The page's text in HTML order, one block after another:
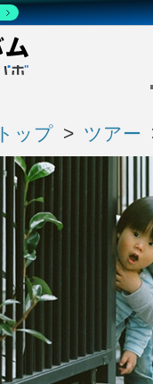

トップ > ツアー